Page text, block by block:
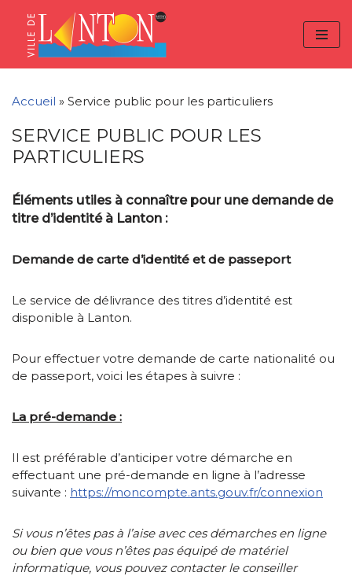
Content
navigation
Aller
Accueil » Service public pour les particuliers
SERVICE PUBLIC POUR LES
PARTICULIERS
Éléments utiles à connaître pour une demande de
titre d’identité à Lanton :
Demande de carte d’identité et de passeport
Le service de délivrance des titres d’identité est
disponible à Lanton.
Pour effectuer votre demande de carte nationalité ou
de passeport, voici les étapes à suivre :
La pré-demande :
Il est préférable d’anticiper votre démarche en
effectuant une pré-demande en ligne à l’adresse
suivante : https://moncompte.ants.gouv.fr/connexion
Si vous n’êtes pas à l’aise avec ces démarches en ligne
ou bien que vous n’êtes pas équipé de matériel
informatique, vous pouvez contacter le conseiller
Panneau de gestion des cookies